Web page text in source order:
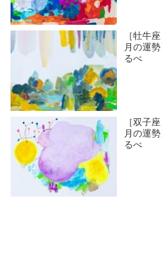
［牡牛
月の運
るべ
［双子
月の運
るべ